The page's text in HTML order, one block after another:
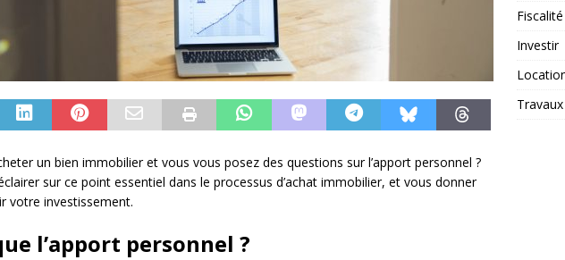
un bien immobilier et vous vous posez des questions sur l’apport personnel ?
sur ce point essentiel dans le processus d’achat immobilier, et vous donner
votre investissement.
l’apport personnel ?
Fiscalité
Investir
Travaux